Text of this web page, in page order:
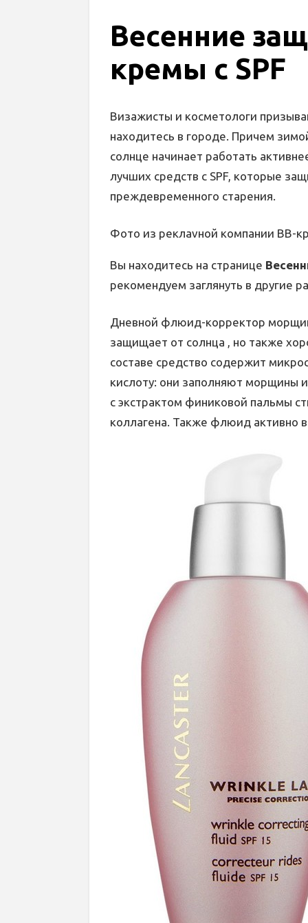
Весенние
кремы с SPF
Визажисты и косметологи
находитесь в городе. Причем
солнце начинает работать
лучших средств с SPF, которые
преждевременного старения.
Фото из реклаvной компании BB-
Вы находитесь на странице
рекомендуем заглянуть в другие
Дневной флюид-корректор
защищает от солнца , но также
составе средство содержит
кислоту: они заполняют морщины
с экстрактом финиковой пальмы
коллагена. Также флюид активно